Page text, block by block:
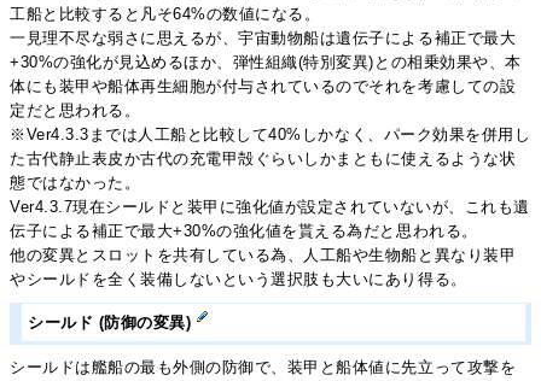
工船と比較すると凡そ64%の数値になる。
一見理不尽な弱さに思えるが、宇宙動物船は遺伝子による補正で最大
+30%の強化が見込めるほか、弾性組織(特別変異)との相乗効果や、本
体にも装甲や船体再生細胞が付与されているのでそれを考慮しての設
定だと思われる。
※Ver4.3.3までは人工船と比較して40%しかなく、パーク効果を併用し
た古代静止表皮か古代の充電甲殻ぐらいしかまともに使えるような状
態ではなかった。
Ver4.3.7現在シールドと装甲に強化値が設定されていないが、これも遺
伝子による補正で最大+30%の強化値を貰える為だと思われる。
他の変異とスロットを共有している為、人工船や生物船と異なり装甲
やシールドを全く装備しないという選択肢も大いにあり得る。
シールド (防御の変異)
シールドは艦船の最も外側の防御で、装甲と船体値に先立って攻撃を